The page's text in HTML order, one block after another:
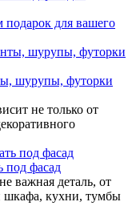
для вашего
шурупы, футорки
не только от
под фасад
важная деталь, от
шкафа, кухни, тумбы